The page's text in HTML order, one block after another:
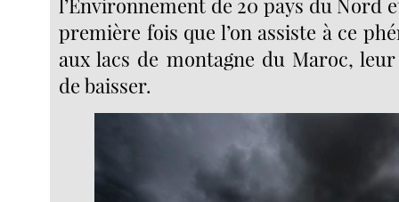
première fois que l’on assiste à ce
aux lacs de montagne du Maroc,
de baisser.